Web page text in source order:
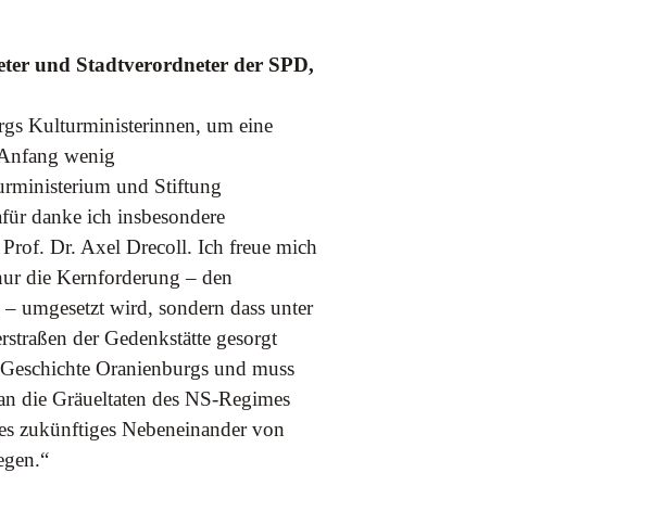
und Stadtverordneter der SPD,
Kulturministerinnen, um eine
wenig
und Stiftung
danke ich insbesondere
Dr. Axel Drecoll. Ich freue mich
die Kernforderung – den
umgesetzt wird, sondern dass unter
der Gedenkstätte gesorgt
Oranienburgs und muss
die Gräueltaten des NS-Regimes
zukünftiges Nebeneinander von